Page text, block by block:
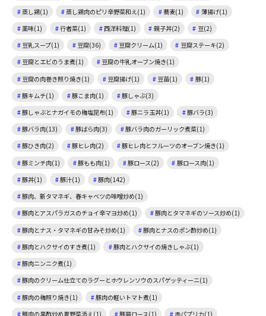
蒸し鶏(1)
蒸し鶏肉のピリ辛野菜和え(1) 蕎麦(1)
薄揚げ(1)
薬味(1)
行者菜(1) 西洋料理(1) 親子丼(2)
豆(2)
豆乳スープ(1)
豆腐(36) 豆腐クリーム(1)
豆腐ステーキ(2)
豆腐とエビのうま煮(1)
豆腐の牛乳オーブン焼き(1)
豆腐の肉巻き照り焼き(1)
豆腐揚げ(1) 豆苗(1)
豚(1)
豚キムチ(1)
豚こま肉(1)
豚しゃぶ(3)
豚しゃぶとナガイモの梅塩昆布(1)
豚ニラ玉丼(1)
豚バラ(3)
豚バラ肉(13)
豚ばら肉(3)
豚バラ肉のガーリック煮菜(1)
豚ひき肉(2)
豚ヒレ肉(2)
豚ヒレ肉とフルーツのオーブン焼き(1)
豚ミンチ肉(1)
豚もも肉(1) 豚ロース(2)
豚ロース肉(1)
豚丼(1)
豚汁(1)
豚肉(142)
豚肉、新タマネギ、春キャベツの味噌炒め(1)
豚肉とアスパラガスのチョイ辛マヨ炒め(1)
豚肉とタマネギのソース炒め(1)
豚肉とナス・タマネギの甘みそ炒め(1)
豚肉とナスのポン酢炒め(1)
豚肉とハクサイのすき煮(1)
豚肉とハクサイの焼きしゃぶ(1)
豚肉ニンニク煮(1)
豚肉のクリーム仕立てのラグーとホウレンソウのスパゲッティーニ(1)
豚肉の梅照り焼き(1)
豚肉の軽いトマト煮(1)
豚肉の黒酢炒め夏野菜添え(1)
豚肩ロース(1)
赤パプリカ(1)